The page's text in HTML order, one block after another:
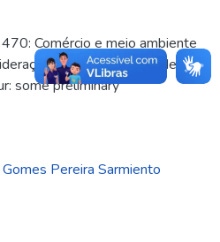
Comércio e meio ambiente
preliminares,Trade and
some preliminary
Pereira Sarmiento